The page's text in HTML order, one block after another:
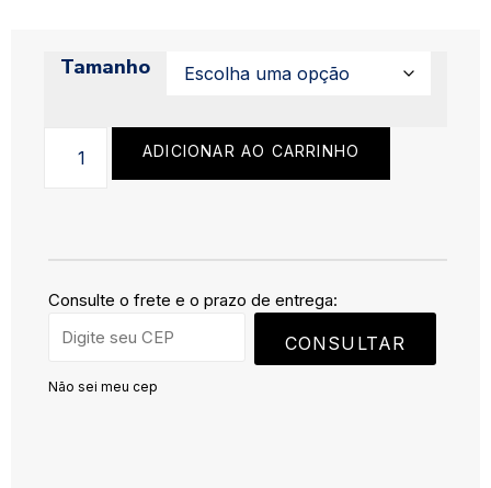
Tamanho
ADICIONAR AO CARRINHO
Consulte o frete e o prazo de entrega:
CONSULTAR
Não sei meu cep